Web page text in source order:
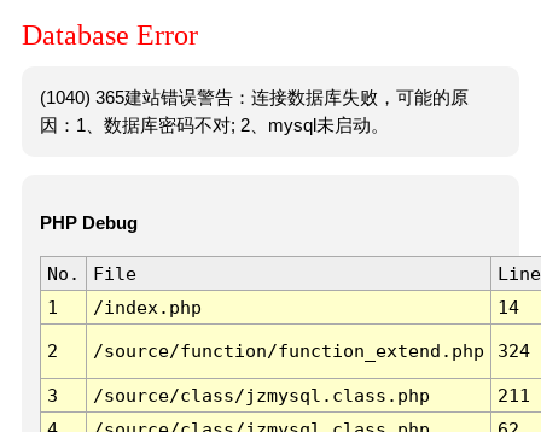
Database Error
(1040) 365建站错误警告：连接数据库失败，可能的原
因：1、数据库密码不对; 2、mysql未启动。
PHP Debug
No. File
Line
1
/index.php 14
2 /source/function/function_extend.php 324
3 /source/class/jzmysql.class.php
211